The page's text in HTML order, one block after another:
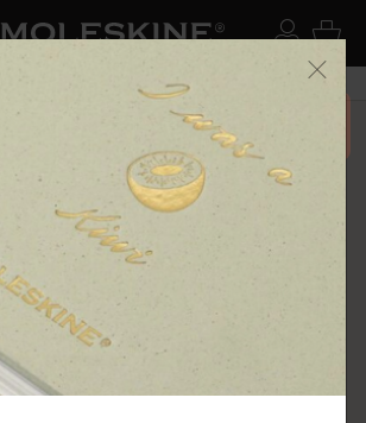
ンの切替 ログ
ワードなど) カ
円以上のご購入で送料無料 メニ
ョン